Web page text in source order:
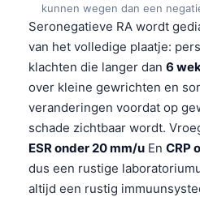
kunnen wegen dan een
Seronegatieve RA wordt
van het volledige plaatje:
klachten die langer dan 6
over kleine gewrichten en
veranderingen voordat op
schade zichtbaar wordt.
ESR onder 20 mm/u En CRP
dus een rustige
altijd een rustig